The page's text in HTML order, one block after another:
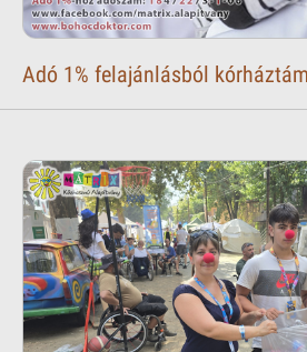
Adó 1% felajánlásból